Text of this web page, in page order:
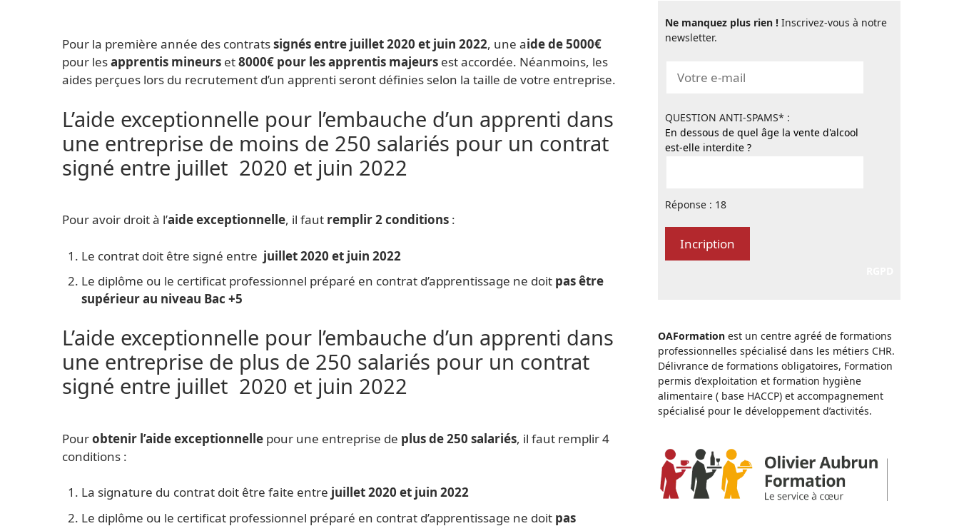
Pour la première année des contratssignés entre juillet 2020 et juin 2022, une aide de 5000€
pour lesapprentis mineurs et8000€ pour les apprentis majeurs est accordée. Néanmoins, les
aides perçues lors du recrutement d’un apprenti seront définies selon la taille de votre entreprise.
L’aide exceptionnelle pour l’embauche d’un apprenti dans
une entreprise de moins de 250 salariés pour un contrat
signé entre juillet 2020 et juin 2022
Pour avoir droit à l’aide exceptionnelle, il faut remplir 2 conditions :
Le contrat doit être signé entre juillet 2020 et juin 2022
Le diplôme ou le certificat professionnel préparé en contrat d’apprentissage ne doit pas être
supérieur au niveau Bac +5
L’aide exceptionnelle pour l’embauche d’un apprenti dans
une entreprise de plus de 250 salariés pour un contrat
signé entre juillet 2020 et juin 2022
Pourobtenir l’aide exceptionnelle pour une entreprise de plus de 250 salariés, il faut remplir 4
conditions :
La signature du contrat doit être faite entre juillet 2020 et juin 2022
Le diplôme ou le certificat professionnel préparé en contrat d’apprentissage ne doit pas
Ne manquez plus rien ! Inscrivez-vous à notre
newsletter.
QUESTION ANTI-SPAMS* :
En dessous de quel âge la vente d'alcool
est-elle interdite ?
Réponse : 18
OAFormation est un centre agréé de formations
professionnelles spécialisé dans les métiers CHR.
Délivrance de formations obligatoires, Formation
permis d’exploitation et formation hygiène
alimentaire ( base HACCP) et accompagnement
spécialisé pour le développement d’activités.